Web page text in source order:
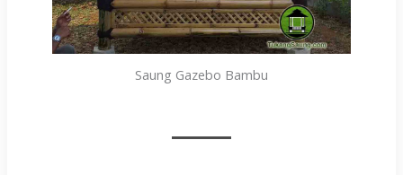
Saung Gazebo Bambu